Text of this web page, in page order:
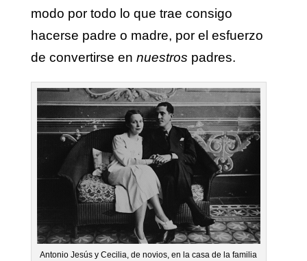
modo por todo lo que trae consigo
hacerse padre o madre, por el esfuerzo
de convertirse en nuestros padres.
Antonio Jesús y Cecilia, de novios, en la casa de la familia